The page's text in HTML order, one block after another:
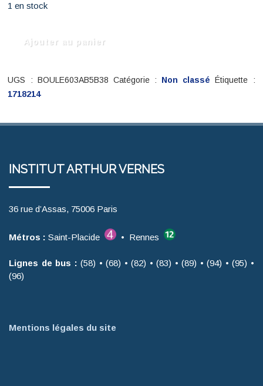
1 en stock
Ajouter au panier
UGS : BOULE603AB5B38 Catégorie : Non classé Étiquette :
1718214
INSTITUT ARTHUR VERNES
36 rue d’Assas, 75006 Paris
Métros : Saint-Placide • Rennes
Lignes de bus : (58) • (68) • (82) • (83) • (89) • (94) • (95) •
(96)
Mentions légales du site